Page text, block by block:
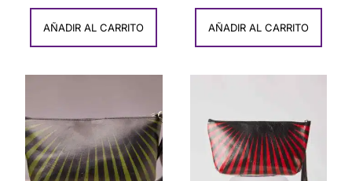
AÑADIR AL CARRITO AÑADIR AL CARRITO